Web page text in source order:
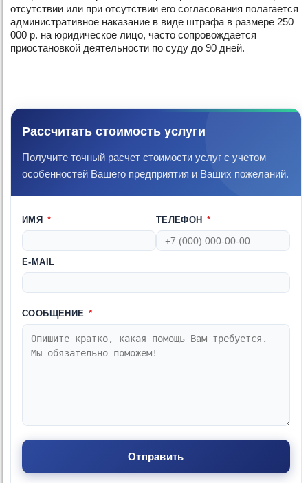
отсутствии или при отсутствии его согласования полагается
административное наказание в виде штрафа в размере 250
000 р. на юридическое лицо, часто сопровождается
приостановкой деятельности по суду до 90 дней.
Рассчитать стоимость услуги
Получите точный расчет стоимости услуг с учетом
особенностей Вашего предприятия и Ваших пожеланий.
ИМЯ * ТЕЛЕФОН *
E-MAIL
СООБЩЕНИЕ *